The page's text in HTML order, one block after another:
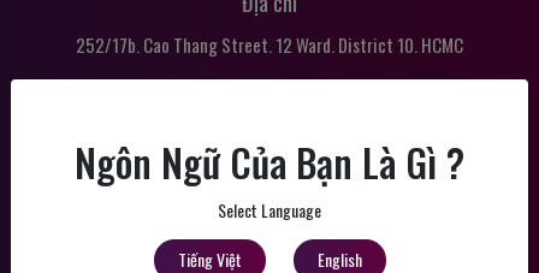
252/17b. Cao Thang Street. 12 Ward. District 10. HCMC
Mail
tattoochampions@gmail.com
Ngôn Ngữ Của Bạn Là Gì ?
Select Language
Tiếng Việt
English